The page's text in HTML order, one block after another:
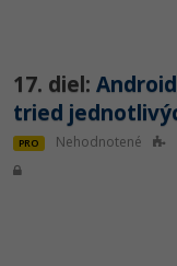
17. diel:
tried
PRO Nehodnotené